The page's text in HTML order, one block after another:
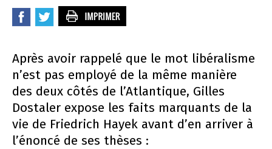
Après avoir rappelé que le mot libéralisme
n’est pas employé de la même manière
des deux côtés de l’Atlantique, Gilles
Dostaler expose les faits marquants de la
vie de Friedrich Hayek avant d’en arriver à
l’énoncé de ses thèses :